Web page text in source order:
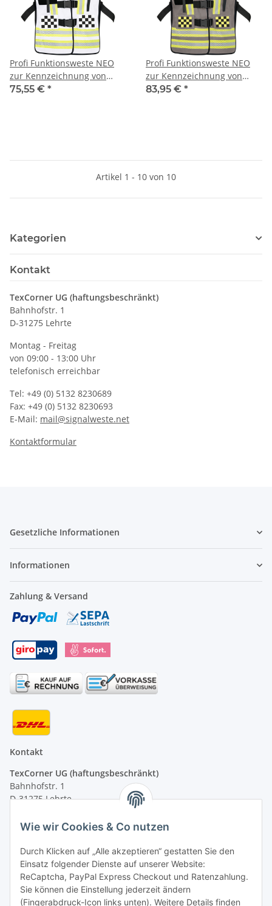
Profi Funktionsweste NEO
zur Kennzeichnung von
Einsatzpersonal mit
75,55 € *
Profi Funktionsweste NEO
zur Kennzeichnung von
Flugbetriebspersonal mit
83,95 € *
Artikel 1 - 10 von 10
Kategorien
Kontakt
TexCorner UG (haftungsbeschränkt)
Bahnhofstr. 1
D-31275 Lehrte
Montag - Freitag
von 09:00 - 13:00 Uhr
telefonisch erreichbar
Tel: +49 (0) 5132 8230689
Fax: +49 (0) 5132 8230693
E-Mail: mail@signalweste.net
Kontaktformular
Gesetzliche Informationen
Informationen
Zahlung & Versand
Kontakt
TexCorner UG (haftungsbeschränkt)
Bahnhofstr. 1
D-31275 Lehrte
Montag - Freitag
von 09:00 - 13:00 Uhr
telefonisch erreichbar
Tel: +49 (0) 5132 8230689
Fax: +49 (0) 5132 8230693
E-Mail:mail@signalweste.net
Wie wir Cookies & Co nutzen
Durch Klicken auf „Alle akzeptieren“ gestatten Sie den
Einsatz folgender Dienste auf unserer Website:
ReCaptcha, PayPal Express Checkout und Ratenzahlung.
Sie können die Einstellung jederzeit ändern
(Fingerabdruck-Icon links unten). Weitere Details finden